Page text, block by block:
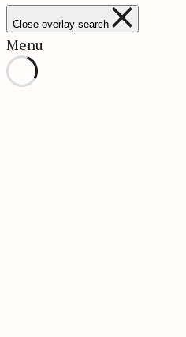
Close overlay search
Menu